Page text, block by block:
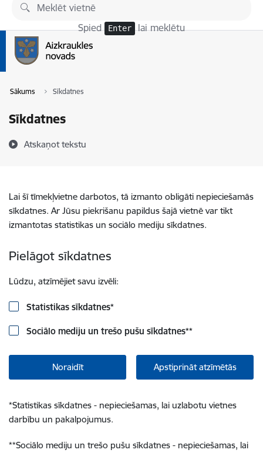
Pāriet uz lapas saturu
Spied Enter lai meklētu
Sākums Sīkdatnes
Sīkdatnes
Atskaņot tekstu
Lai šī tīmekļvietne darbotos, tā izmanto obligāti nepieciešamās
sīkdatnes. Ar Jūsu piekrišanu papildus šajā vietnē var tikt
izmantotas statistikas un sociālo mediju sīkdatnes.
Pielāgot sīkdatnes
Lūdzu, atzīmējiet savu izvēli:
Statistikas sīkdatnes*
Sociālo mediju un trešo pušu sīkdatnes**
Noraidīt Apstiprināt atzīmētās
*Statistikas sīkdatnes - nepieciešamas, lai uzlabotu vietnes
darbību un pakalpojumus.
**Sociālo mediju un trešo pušu sīkdatnes - nepieciešamas, lai